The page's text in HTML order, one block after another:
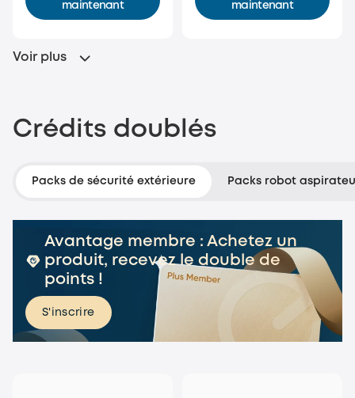
maintenant
maintenant
Voir plus
Crédits doublés
Packs de sécurité extérieure Packs robot
Avantage membre : Achetez un
produit, recevez le double de
points !
S'inscrire